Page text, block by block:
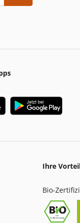
Ihre
Bio-